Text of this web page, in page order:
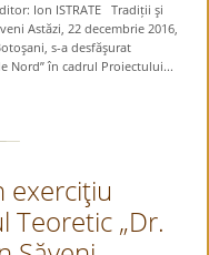
Ion ISTRATE Tradiții şi
Astăzi, 22 decembrie 2016,
s-a desfăşurat
Nord” în cadrul Proiectului...
exerciţiu
Teoretic „Dr.